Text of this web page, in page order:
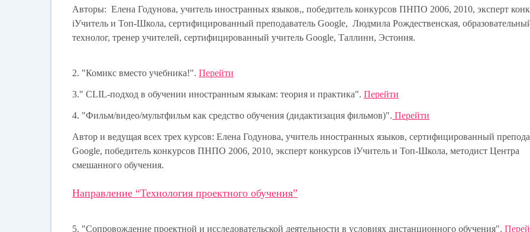
Авторы: Елена Годунова, учитель иностранных языков,, победитель конкурсов ПНПО 2006, 2010, эксперт
iУчитель и Топ-Школа, сертифицированный преподаватель Google, Людмила Рождественская,
технолог, тренер учителей, сертифицированный учитель Google, Таллинн, Эстония.
2. "Комикс вместо учебника!".Перейти
3." CLIL-подход в обучении иностранным языкам: теория и практика".Перейти
4. "Фильм/видео/мультфильм как средство обучения (дидактизация фильмов)". Перейти
Автор и ведущая всех трех курсов: Елена Годунова, учитель иностранных языков, сертифицированный
Google, победитель конкурсов ПНПО 2006, 2010, эксперт конкурсов iУчитель и Топ-Школа, методист Центра
смешанного обучения.
Направление “Технология проектного обучения”
5. "Сопровождение проектной и исследовательской деятельности в условиях дистанционного обучения".